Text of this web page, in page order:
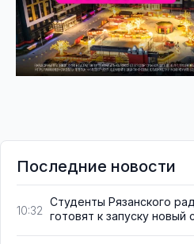
Последние новости
10:32
Студенты Рязанского
готовят к запуску новый